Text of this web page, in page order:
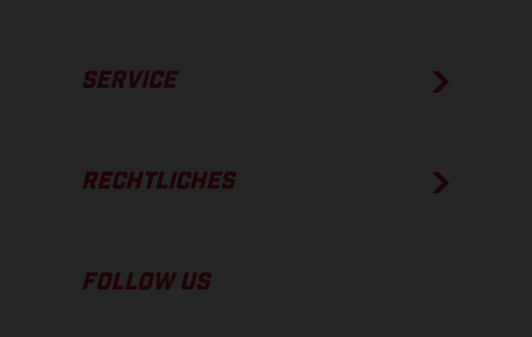
SERVICE
RECHTLICHES
FOLLOW US